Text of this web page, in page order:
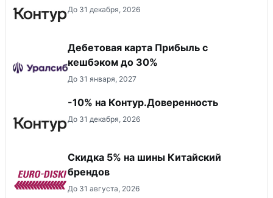
До 31 декабря, 2026
Дебетовая карта Прибыль с
кешбэком до 30%
До 31 января, 2027
-10% на Контур.Доверенность
До 31 декабря, 2026
​Скидка 5% на шины Китайский
брендов
До 31 августа, 2026